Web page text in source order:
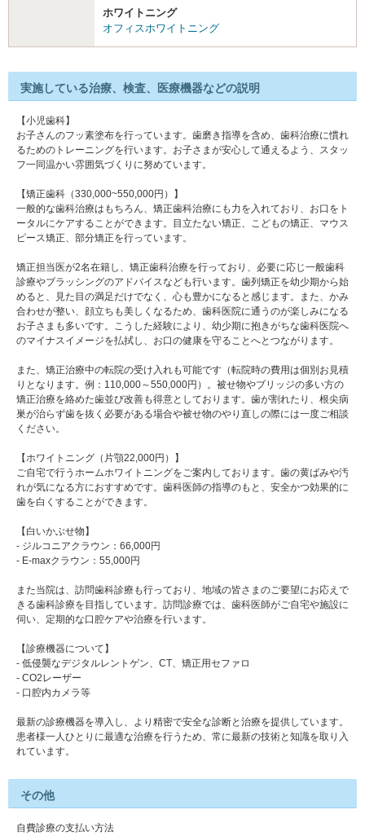
ホワイトニング
オフィスホワイトニング
実施している治療、検査、医療機器などの説明
【小児歯科】
お子さんのフッ素塗布を行っています。歯磨き指導を含め、歯科治療に慣れ
るためのトレーニングを行います。お子さまが安心して通えるよう、スタッ
フ一同温かい雰囲気づくりに努めています。
【矯正歯科（330,000~550,000円）】
一般的な歯科治療はもちろん、矯正歯科治療にも力を入れており、お口をト
ータルにケアすることができます。目立たない矯正、こどもの矯正、マウス
ピース矯正、部分矯正を行っています。
矯正担当医が2名在籍し、矯正歯科治療を行っており、必要に応じ一般歯科
診療やブラッシングのアドバイスなども行います。歯列矯正を幼少期から始
めると、見た目の満足だけでなく、心も豊かになると感じます。また、かみ
合わせが整い、顔立ちも美しくなるため、歯科医院に通うのが楽しみになる
お子さまも多いです。こうした経験により、幼少期に抱きがちな歯科医院へ
のマイナスイメージを払拭し、お口の健康を守ることへとつながります。
また、矯正治療中の転院の受け入れも可能です（転院時の費用は個別お見積
りとなります。例：110,000～550,000円）。被せ物やブリッジの多い方の
矯正治療を絡めた歯並び改善も得意としております。歯が割れたり、根尖病
巣が治らず歯を抜く必要がある場合や被せ物のやり直しの際には一度ご相談
ください。
【ホワイトニング（片顎22,000円）】
ご自宅で行うホームホワイトニングをご案内しております。歯の黄ばみや汚
れが気になる方におすすめです。歯科医師の指導のもと、安全かつ効果的に
歯を白くすることができます。
【白いかぶせ物】
- ジルコニアクラウン：66,000円
- E-maxクラウン：55,000円
また当院は、訪問歯科診療も行っており、地域の皆さまのご要望にお応えで
きる歯科診療を目指しています。訪問診療では、歯科医師がご自宅や施設に
伺い、定期的な口腔ケアや治療を行います。
【診療機器について】
- 低侵襲なデジタルレントゲン、CT、矯正用セファロ
- CO2レーザー
- 口腔内カメラ等
最新の診療機器を導入し、より精密で安全な診断と治療を提供しています。
患者様一人ひとりに最適な治療を行うため、常に最新の技術と知識を取り入
れています。
その他
自費診療の支払い方法